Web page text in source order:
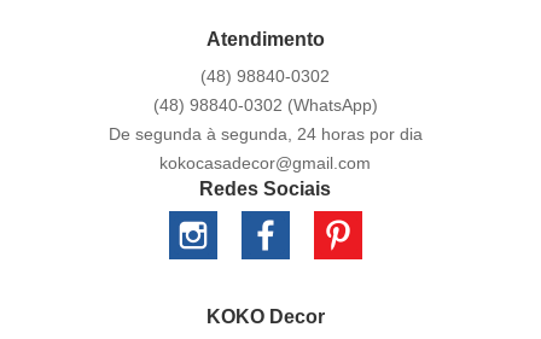
Atendimento
(48) 98840-0302
(48) 98840-0302 (WhatsApp)
De segunda à segunda, 24 horas por dia
kokocasadecor@gmail.com
Redes Sociais
KOKO Decor